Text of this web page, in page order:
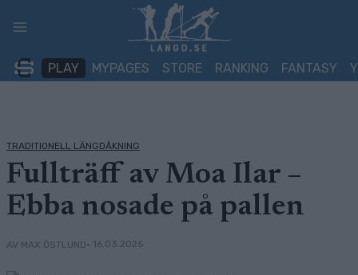
PLAY MYPAGES STORE RANKING FANTASY
TRADITIONELL LÄNGDÅKNING
Fullträff av Moa Ilar –
Ebba nosade på pallen
AV MAX ÖSTLUND• 16.03.2025